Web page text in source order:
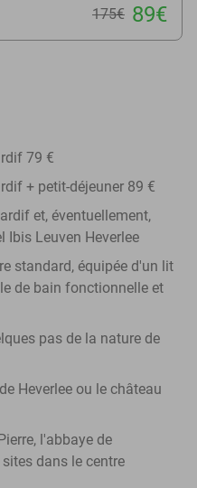
175€ 89€
79 €
+ petit-déjeuner 89 €
et, éventuellement,
Ibis Leuven Heverlee
standard, équipée d'un lit
de bain fonctionnelle et
pas de la nature de
Heverlee ou le château
l'abbaye de
dans le centre